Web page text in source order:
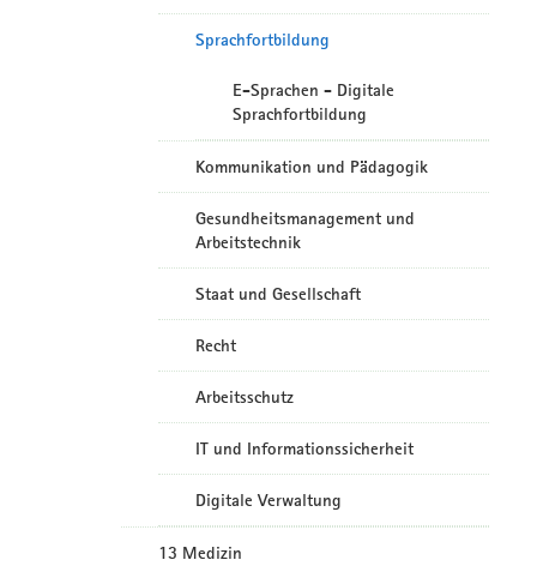
Sprachfortbildung
E-Sprachen - Digitale
Sprachfortbildung
Kommunikation und Pädagogik
Gesundheitsmanagement und
Arbeitstechnik
Staat und Gesellschaft
Recht
Arbeitsschutz
IT und Informationssicherheit
Digitale Verwaltung
13 Medizin